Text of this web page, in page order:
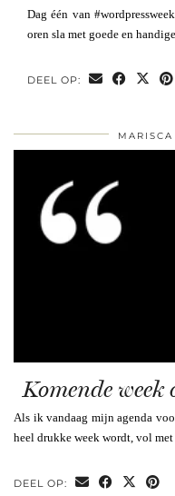
Dag één van
oren sla met goede en
DEEL OP:
MARISCA
Komende week
Als ik vandaag mijn agenda
heel drukke week wordt, vol
DEEL OP: